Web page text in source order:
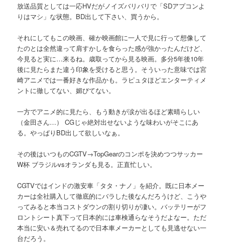
放送品質としては一応HVだがノイズバリバリで「SDアプコンよ
りはマシ」な状態。BD出して下さい、買うから。
それにしてもこの映画、確か映画館に一人で見に行って想像して
たのとは全然違って肩すかしを食らった感が強かったんだけど、
今見ると実に…来るね。歳取ってから見る映画。多分5年後10年
後に見たらまた違う印象を受けると思う。そういった意味では宮
崎アニメでは一番好きな作品かも。ラピュタほどエンターティメ
ントに徹してない、媚びてない。
一方でアニメ的に見たら、もう動きが涙が出るほど素晴らしい
（金田さん…） CGじゃ絶対出せないような味わいがそこにあ
る。やっぱりBD出して欲しいなぁ。
その後はいつものCGTV→TopGearのコンポを決めつつサッカー
W杯 ブラジルvsオランダも見る。正直忙しい。
CGTVではインドの激安車「タタ・ナノ」を紹介。既に日本メー
カーは全社購入して徹底的にバラした後なんだろうけど、こうや
ってみると本当コストダウンの割り切りが凄い。バッテリーがフ
ロントシート真下って日本的には車検通らなそうだよなー。ただ
本当に安い＆売れてるので日本車メーカーとしても見逃せない一
台だろう。